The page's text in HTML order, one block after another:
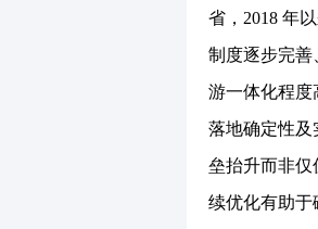
省，2018 年
制度逐步完善
游一体化程度
落地确定性及
垒抬升而非仅
续优化有助于